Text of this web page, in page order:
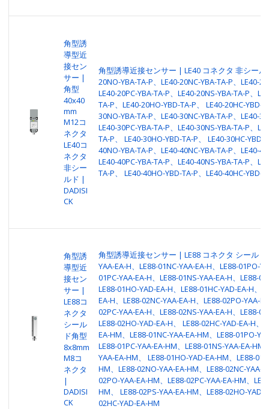
角型誘
導型近
接セン
サー |
角型
40x40
mm
M12コ
ネクタ
LE40コ
ネクタ
非シー
ルド |
DADISI
CK
角型誘導近接センサー | LE40 コネクタ 非シール
20NO-YBA-TA-P、LE40-20NC-YBA-TA-P、LE40-
LE40-20PC-YBA-TA-P、LE40-20NS-YBA-TA-P、
TA-P、LE40-20HO-YBD-TA-P、 LE40-20HC-YBD-
30NO-YBA-TA-P、LE40-30NC-YBA-TA-P、LE40-
LE40-30PC-YBA-TA-P、LE40-30NS-YBA-TA-P、
TA-P、 LE40-30HO-YBD-TA-P、 LE40-30HC-YBD-
40NO-YBA-TA-P、LE40-40NC-YBA-TA-P、LE40-
LE40-40PC-YBA-TA-P、LE40-40NS-YBA-TA-P、
TA-P、 LE40-40HO-YBD-TA-P、LE40-40HC-YBD-
角型誘
導型近
接セン
サー |
LE88コ
ネクタ
シール
ド角型
8x8mm
M8コ
ネクタ
|
DADISI
CK
角型誘導近接センサー | LE88 コネクタ シールド
YAA-EA-H、LE88-01NC-YAA-EA-H、LE88-01PO-
01PC-YAA-EA-H、LE88-01NS-YAA-EA-H、LE88-
LE88-01HO-YAD-EA-H、LE88-01HC-YAD-EA-H、
EA-H、LE88-02NC-YAA-EA-H、LE88-02PO-YAA-
02PC-YAA-EA-H、LE88-02NS-YAA-EA-H、LE88-
LE88-02HO-YAD-EA-H、 LE88-02HC-YAD-EA-H、
EA-HM、LE88-01NC-YAA-EA-HM、LE88-01PO-
LE88-01PC-YAA-EA-HM、LE88-01NS-YAA-EA-HM
YAA-EA-HM、 LE88-01HO-YAD-EA-HM、LE88-
HM、LE88-02NO-YAA-EA-HM、LE88-02NC-YAA-
02PO-YAA-EA-HM、LE88-02PC-YAA-EA-HM、
HM、 LE88-02PS-YAA-EA-HM、LE88-02HO-YAD-
02HC-YAD-EA-HM